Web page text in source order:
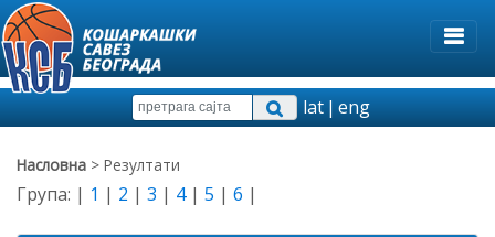
lat|eng
Насловна > Резултати
Група: | 1 | 2 | 3 | 4| 5 | 6 |